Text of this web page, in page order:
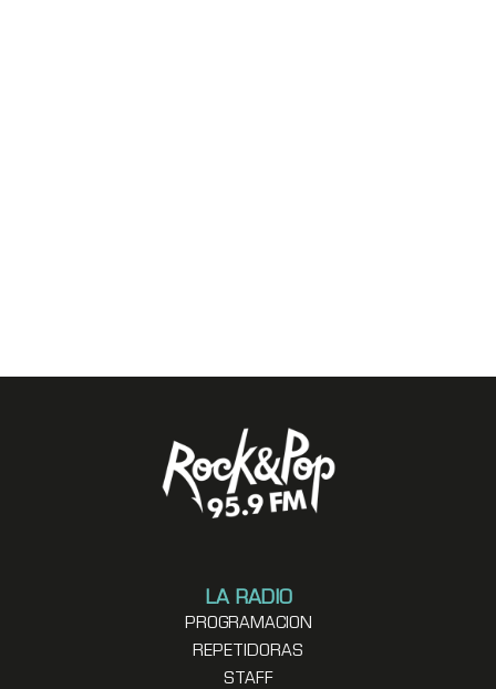
LA RADIO
PROGRAMACION
REPETIDORAS
STAFF